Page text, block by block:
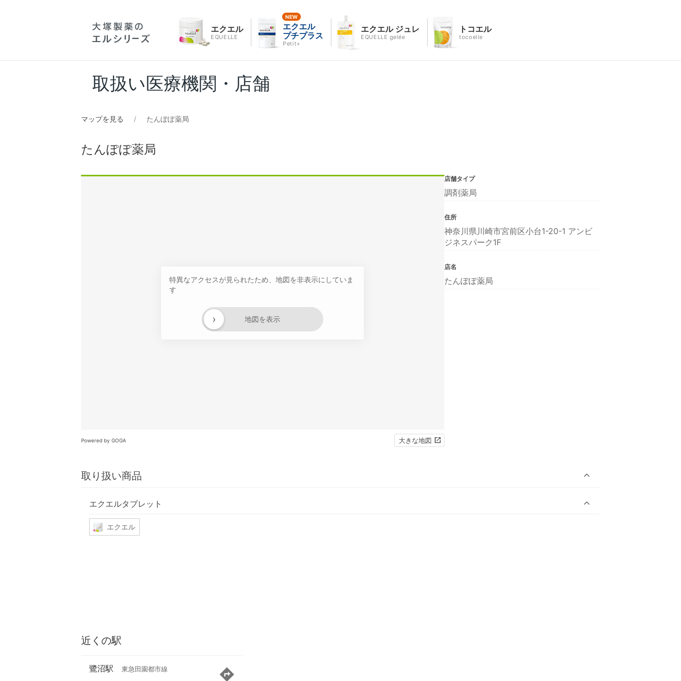
エクエル
EQUELLE
エクエル
プチプラス
Petit+
エクエル ジュレ
EQUELLE gelée
トコエル
tocoelle
取扱い医療機関・店舗
マップを見る たんぽぽ薬局
たんぽぽ薬局
特異なアクセスが見られたため、地図を非表示にしていま
す
地図を表示
›
Powered by GOGA 大きな地図
取り扱い商品
エクエルタブレット
エクエル
店舗タイプ
調剤薬局
住所
神奈川県川崎市宮前区小台1-20-1 アンビ
ジネスパーク1F
店名
たんぽぽ薬局
近くの駅
鷺沼駅 東急田園都市線